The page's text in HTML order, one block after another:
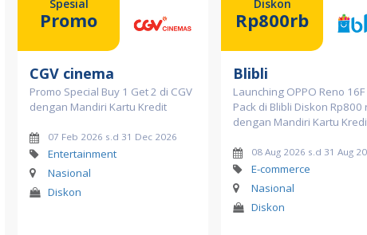
Spesial
Promo
CGV cinema
Promo Special Buy 1 Get 2 di CGV
dengan Mandiri Kartu Kredit
07 Feb 2026 s.d 31 Dec 2026
Entertainment
Nasional
Diskon
Diskon
Rp800rb
Blibli
Launching OPPO Reno 16F
Pack di Blibli Diskon Rp800
dengan Mandiri Kartu
08 Aug 2026 s.d 31 Aug
E-commerce
Nasional
Diskon